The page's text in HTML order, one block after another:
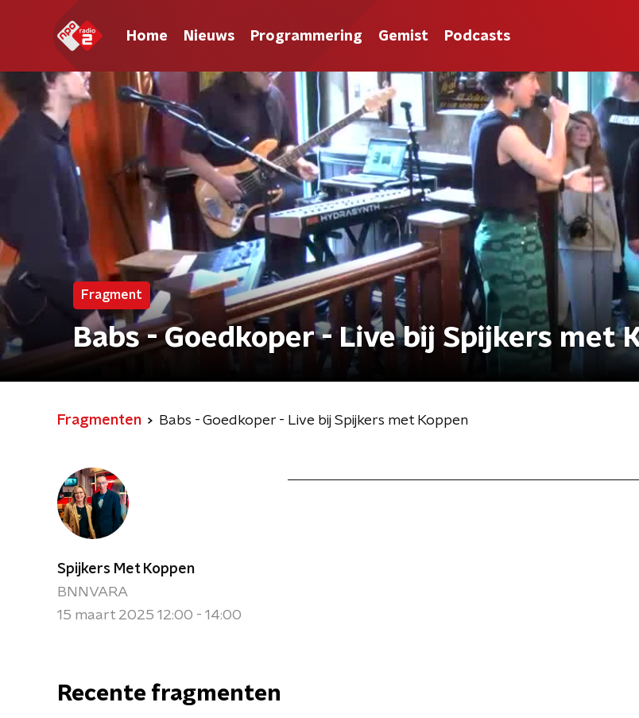
Home Nieuws Programmering Gemist Podcasts
Fragment
Babs - Goedkoper - Live bij Spijkers met
Fragmenten Babs - Goedkoper - Live bij Spijkers met Koppen
Spijkers Met Koppen
BNNVARA
15 maart 2025 12:00 - 14:00
Recente fragmenten